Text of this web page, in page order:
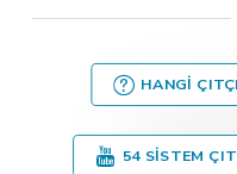
HANGI
54 SISTEM